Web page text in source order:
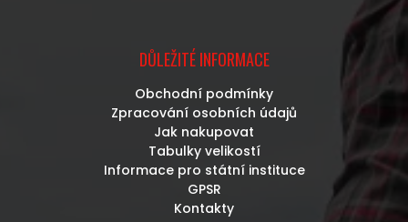
DŮLEŽITÉ INFORMACE
Obchodní podmínky
Zpracování osobních údajů
Jak nakupovat
Tabulky velikostí
Informace pro státní instituce
GPSR
Kontakty